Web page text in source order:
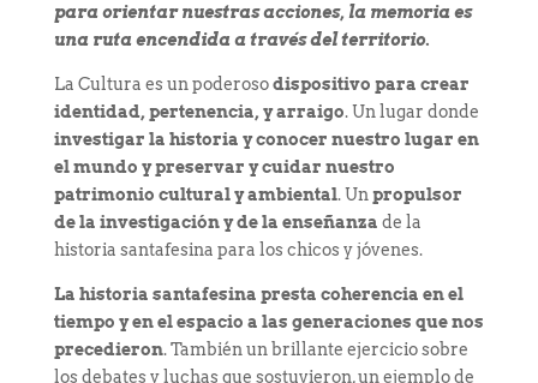
para orientar nuestras acciones, la memoria es
una ruta encendida a través del territorio.
La Cultura es un poderosodispositivo para crear
identidad, pertenencia, y arraigo. Un lugar donde
investigar la historia y conocer nuestro lugar en
el mundo y preservar y cuidar nuestro
patrimonio cultural y ambiental. Un propulsor
de la investigación y de la enseñanza de la
historia santafesina para los chicos y jóvenes.
La historia santafesina presta coherencia en el
tiempo y en el espacio a las generaciones que nos
precedieron. También un brillante ejercicio sobre
los debates y luchas que sostuvieron, un ejemplo de